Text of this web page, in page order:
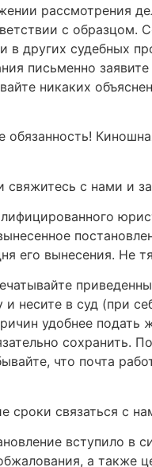
рассмотрения
с
в других судебных
письменно
никаких
свяжитесь с нами и
его вынесения. Не
несите в суд (при
удобнее
сохранить.
что почта
связаться с
вступило
а также